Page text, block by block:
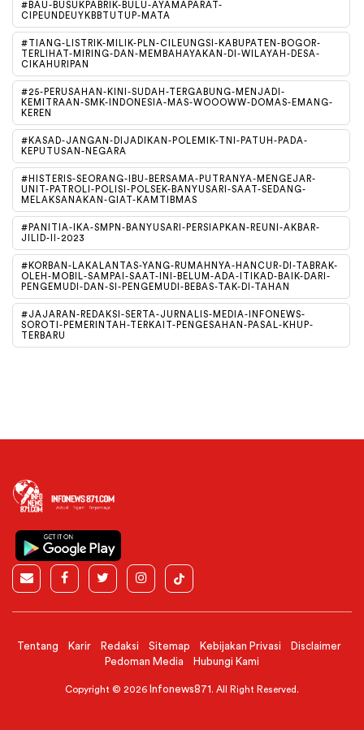
#BAU-BUSUKPABRIK-BULU-AYAMAPARAT-
CIPEUNDEUYKBBTUTUP-MATA
#TIANG-LISTRIK-MILIK-PLN-CILEUNGSI-KABUPATEN-BOGOR-
TERLIHAT-MIRING-DAN-MEMBAHAYAKAN-DI-WILAYAH-DESA-
CIKAHURIPAN
#25-PERUSAHAN-KINI-SUDAH-TERGABUNG-MENJADI-
KEMITRAAN-SMK-INDONESIA-MAS-WOOOWW-DOMAS-EMANG-
KEREN
#KASAD-JANGAN-DIJADIKAN-POLEMIK-TNI-PATUH-PADA-
KEPUTUSAN-NEGARA
#HISTERIS-SEORANG-IBU-BERSAMA-PUTRANYA-MENGEJAR-
UNIT-PATROLI-POLISI-POLSEK-BANYUSARI-SAAT-SEDANG-
MELAKSANAKAN-GIAT-KAMTIBMAS
#PANITIA-IKA-SMPN-BANYUSARI-PERSIAPKAN-REUNI-AKBAR-
JILID-II-2023
#KORBAN-LAKALANTAS-YANG-RUMAHNYA-HANCUR-DI-TABRAK-
OLEH-MOBIL-SAMPAI-SAAT-INI-BELUM-ADA-ITIKAD-BAIK-DARI-
PENGEMUDI-DAN-SI-PENGEMUDI-BEBAS-TAK-DI-TAHAN
#JAJARAN-REDAKSI-SERTA-JURNALIS-MEDIA-INFONEWS-
SOROTI-PEMERINTAH-TERKAIT-PENGESAHAN-PASAL-KHUP-
TERBARU
Tentang Karir Redaksi Sitemap Kebijakan Privasi
Disclaimer
Pedoman Media
Hubungi Kami
Copyright © 2026 Infonews871 . All Right Reserved.